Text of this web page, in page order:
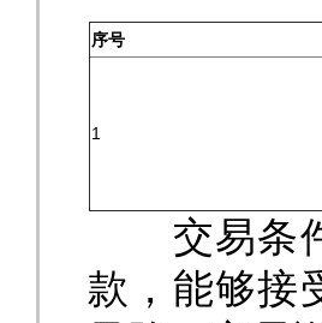
序号
1
交易条件
款，能够接